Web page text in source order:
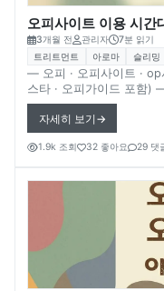
오피사이트 이용 시간
3개월 전 관리자 7분 읽기
트리트먼트 아로마 슬리밍
― 오피 · 오피사이트 ·
스타 · 오피가이드 포함) ― 초록
에서 오피사이트(op사이
인 플랫폼 사례로 언급
(OpGuide) 등을 중심으로
동을 할 가능성이 있는지 살펴본다. 온라인 플랫폼
트래픽 데이터나 사용자
문에 일부 내용은 확실하지 않음
에 집중되는 경향이 있다. 일반적으로 나타나는 시간대 패턴 오전
시간대 이용
자세히 보기
1.9k 조회 32 좋아요 29 댓